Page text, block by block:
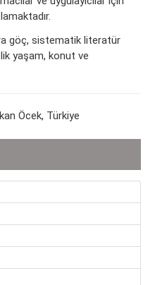
göç, sistematik literatür
yaşam, konut ve
Öcek, Türkiye